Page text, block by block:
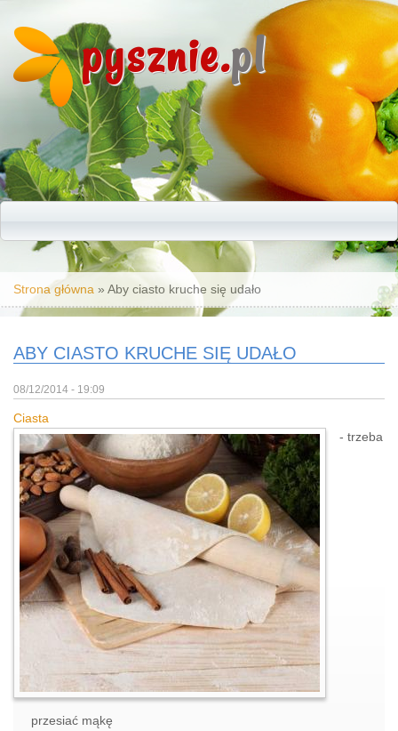
pysznie.pl
Jesteś tutaj
Strona główna » Aby ciasto kruche się udało
ABY CIASTO KRUCHE SIĘ UDAŁO
08/12/2014 - 19:09
Ciasta
- trzeba
przesiać mąkę